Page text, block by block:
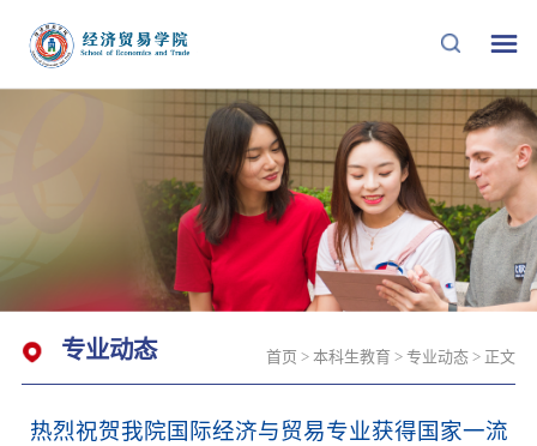
专业动态 首页 >本科生教育 >专业动态 > 正文
热烈祝贺我院国际经济与贸易专业获得国家一流